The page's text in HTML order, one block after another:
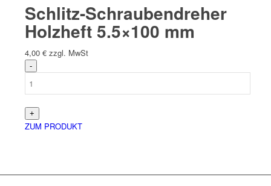
Schlitz-Schraubendreher
Holzheft 5.5×100 mm
4,00 € zzgl. MwSt
ZUM PRODUKT